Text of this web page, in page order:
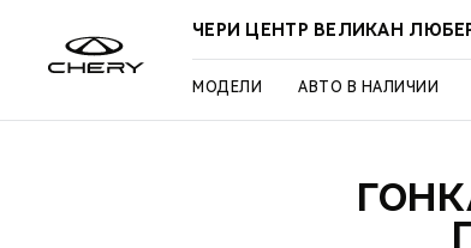
ЧЕРИ ЦЕНТР ВЕЛИКАН
МОДЕЛИ АВТО В НАЛИЧИИ